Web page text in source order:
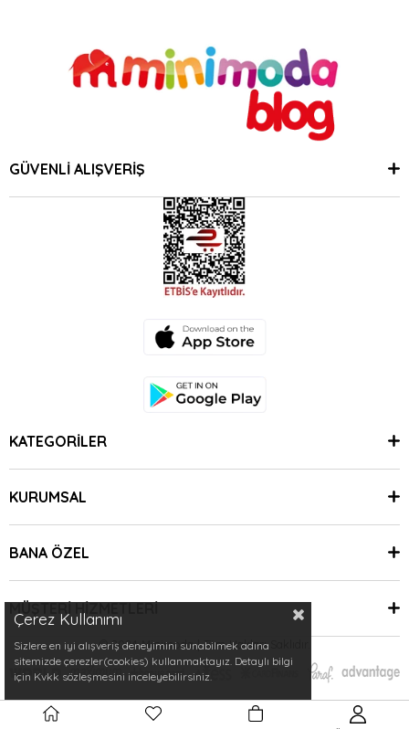
GÜVENLİ ALIŞVERİŞ
KATEGORİLER
KURUMSAL
BANA ÖZEL
MÜŞTERİ HİZMETLERİ
© 2024 Minimoda | Tüm Hakları Saklıdır.
Çerez Kullanımı
Sizlere en iyi alışveriş deneyimini sunabilmek adına
sitemizde çerezler(cookies) kullanmaktayız. Detaylı bilgi
için Kvkk sözleşmesini inceleyebilirsiniz.